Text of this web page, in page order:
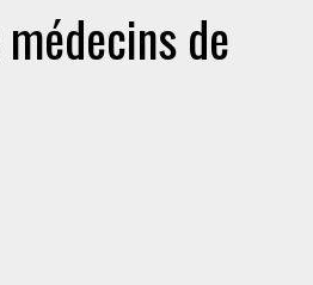
de